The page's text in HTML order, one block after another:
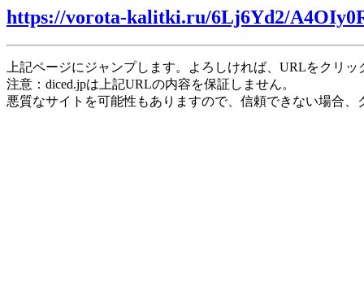
https://vorota-kalitki.ru/6Lj6Yd2/
上記ページにジャンプします。よろしければ、URLをクリ
注意：diced.jpは上記URLの内容を保証しません。
悪質なサイトを可能性もありますので、信頼できない場合、